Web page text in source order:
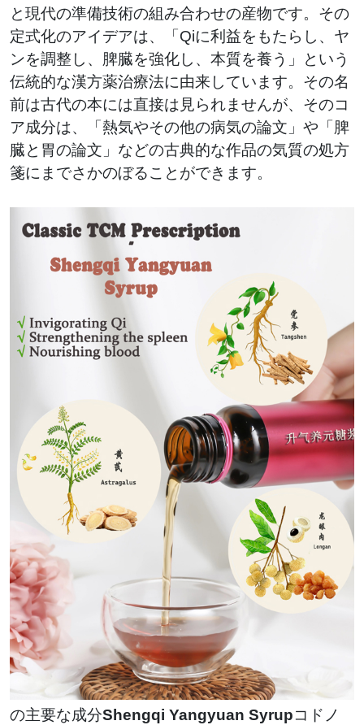
と現代の準備技術の組み合わせの産物です。その
定式化のアイデアは、「Qiに利益をもたらし、ヤ
ンを調整し、脾臓を強化し、本質を養う」という
伝統的な漢方薬治療法に由来しています。その名
前は古代の本には直接は見られませんが、そのコ
ア成分は、「熱気やその他の病気の論文」や「脾
臓と胃の論文」などの古典的な作品の気質の処方
箋にまでさかのぼることができます。
の主要な成分Shengqi Yangyuan Syrupコドノ